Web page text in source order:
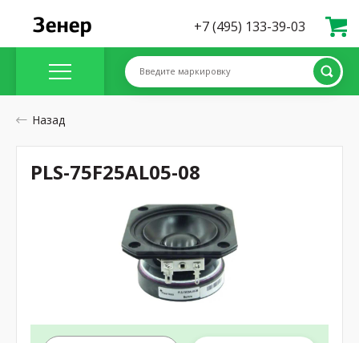
+7 (495) 133-39-03
Введите маркировку
Назад
PLS-75F25AL05-08